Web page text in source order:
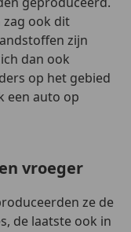
zag ook dit
zijn
dan ook
op het gebied
een auto op
vroeger
ze de
de laatste ook in